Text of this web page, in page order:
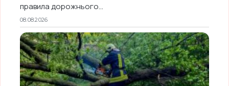
правила дорожнього...
08.08.2026